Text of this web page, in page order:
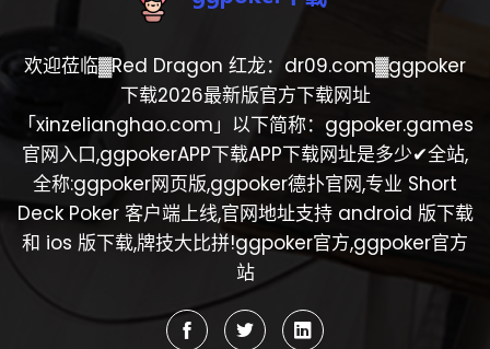
欢迎莅临▓Red Dragon 红龙：dr09.com▓ggpoker
下载2026最新版官方下载网址
「xinzelianghao.com」以下简称：ggpoker.games
官网入口,ggpokerAPP下载APP下载网址是多少✔全站,
全称:ggpoker网页版,ggpoker德扑官网,专业 Short
Deck Poker 客户端上线,官网地址支持 android 版下载
和 ios 版下载,牌技大比拼!ggpoker官方,ggpoker官方
站